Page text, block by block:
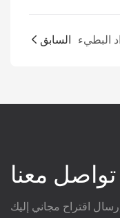
السابق البطيء
تواصل معنا